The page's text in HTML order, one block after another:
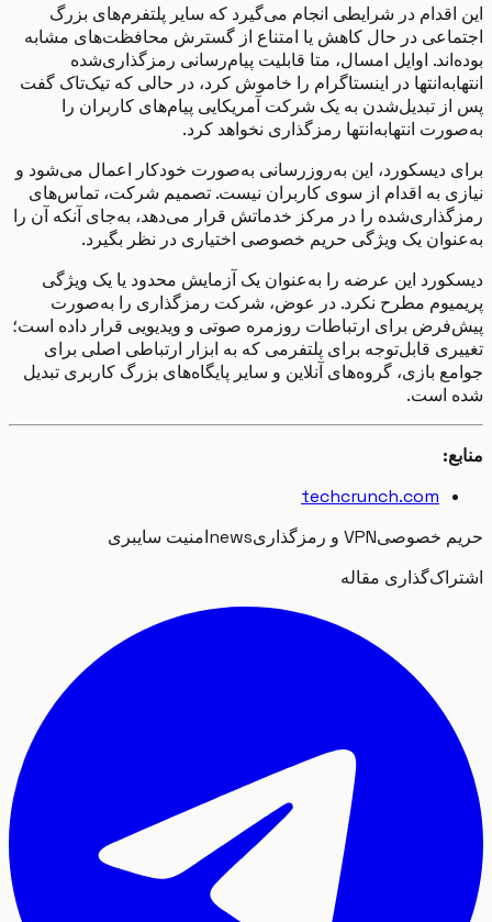
در شرایطی انجام می‌گیرد که سایر پلتفرم‌های بزرگ
در حال کاهش یا امتناع از گسترش محافظت‌های مشابه
اوایل امسال، متا قابلیت پیام‌رسانی رمزگذاری‌شده
در اینستاگرام را خاموش کرد، در حالی که تیک‌تاک گفت
تبدیل‌شدن به یک شرکت آمریکایی پیام‌های کاربران را
انتها‌به‌انتها رمزگذاری نخواهد کرد.
دیسکورد، این به‌روزرسانی به‌صورت خودکار اعمال می‌شود و
به اقدام از سوی کاربران نیست. تصمیم شرکت، تماس‌های
را در مرکز خدماتش قرار می‌دهد، به‌جای آنکه آن را
یک ویژگی حریم خصوصی اختیاری در نظر بگیرد.
این عرضه را به‌عنوان یک آزمایش محدود یا یک ویژگی
مطرح نکرد. در عوض، شرکت رمزگذاری را به‌صورت
برای ارتباطات روزمره صوتی و ویدیویی قرار داده است؛
قابل‌توجه برای پلتفرمی که به ابزار ارتباطی اصلی برای
بازی، گروه‌های آنلاین و سایر پایگاه‌های بزرگ کاربری تبدیل
است.
techcrunch.com
خصوصیVPN و رمزگذاری newsامنیت سایبری
مقاله